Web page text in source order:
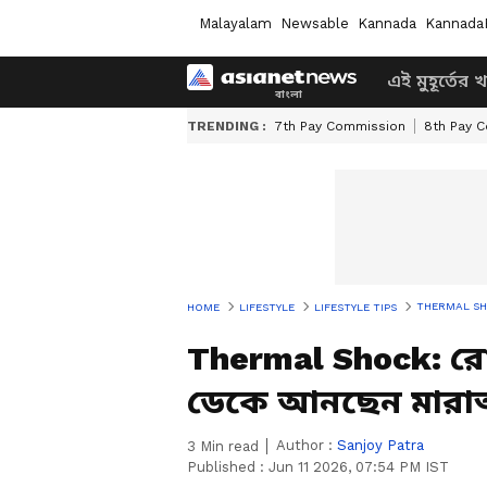
Malayalam Newsable Kannada
এই মুহূর্তের
TRENDING : 7th Pay Commission 8th Pay
HOME LIFESTYLE LIFESTYLE TIPS THERMAL
Thermal Shock:
ডেকে আনছেন
3 Min read Author : Sanjoy Patra
Published : Jun 11 2026, 07:54 PM IST